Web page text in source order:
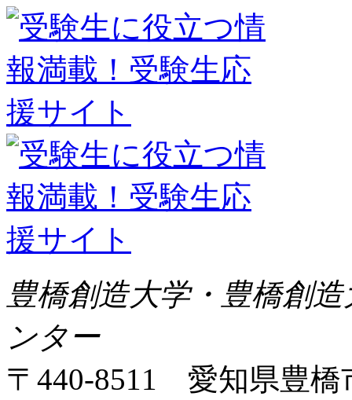
豊橋創造大学・豊橋創
ンター
〒440-8511 愛知県豊橋